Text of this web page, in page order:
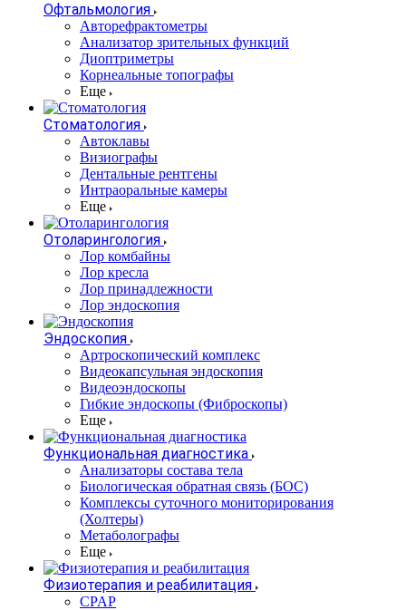
Офтальмология
Авторефрактометры
Анализатор зрительных функций
Диоптриметры
Корнеальные топографы
Еще
Стоматология
Автоклавы
Визиографы
Дентальные рентгены
Интраоральные камеры
Еще
Отоларингология
Лор комбайны
Лор кресла
Лор принадлежности
Лор эндоскопия
Эндоскопия
Артроскопический комплекс
Видеокапсульная эндоскопия
Видеоэндоскопы
Гибкие эндоскопы (Фиброcкопы)
Еще
Функциональная диагностика
Анализаторы состава тела
Биологическая обратная связь (БОС)
Комплексы суточного мониторирования
(Холтеры)
Метаболографы
Еще
Физиотерапия и реабилитация
CPAP